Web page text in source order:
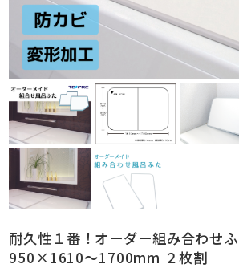
耐久性１番！オーダー組み合わせ
950×1610～1700mm ２枚割